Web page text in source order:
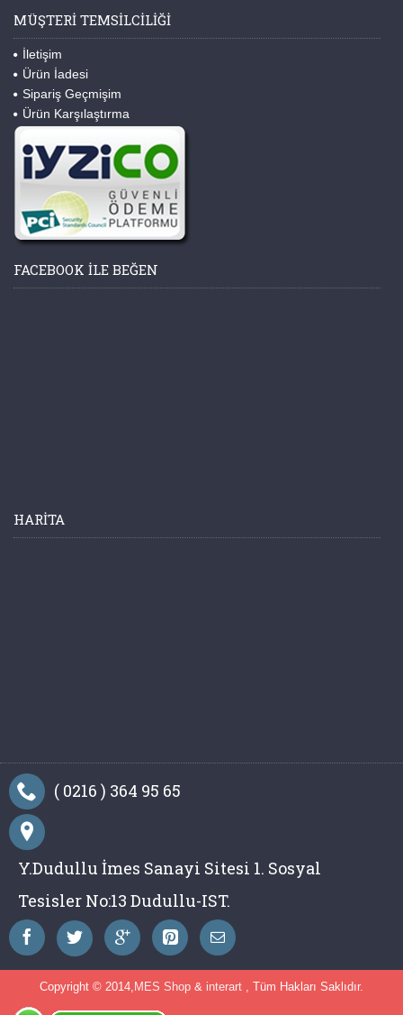
MÜŞTERI TEMSILCILIĞI
İletişim
Ürün İadesi
Sipariş Geçmişim
Ürün Karşılaştırma
FACEBOOK ILE BEĞEN
HARITA
( 0216 ) 364 95 65
Y.Dudullu İmes Sanayi Sitesi 1. Sosyal
Tesisler No:13 Dudullu-IST.
Copyright © 2014, MES Shop & interart , Tüm Hakları Saklıdır.